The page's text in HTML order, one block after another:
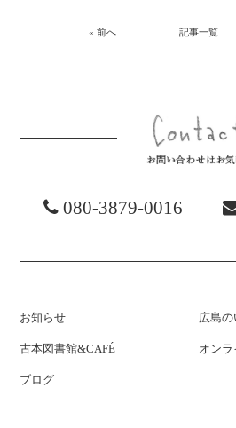
« 前へ 記事一覧
080-3879-0016
お知らせ 広島
古本図書館&CAFÉ オン
ブログ